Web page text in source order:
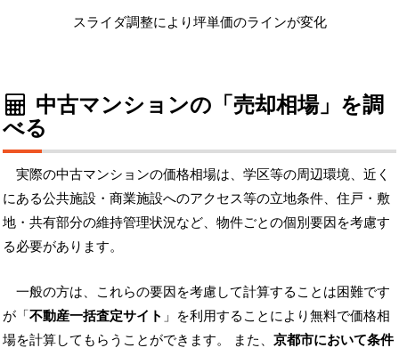
スライダ調整により坪単価のラインが変化
中古マンションの「売却相場」を調
べる
実際の中古マンションの価格相場は、学区等の周辺環境、近く
にある公共施設・商業施設へのアクセス等の立地条件、住戸・敷
地・共有部分の維持管理状況など、物件ごとの個別要因を考慮す
る必要があります。
一般の方は、これらの要因を考慮して計算することは困難です
が「不動産一括査定サイト 」を利用することにより無料で価格相
場を計算してもらうことができます。 また、 京都市において条件